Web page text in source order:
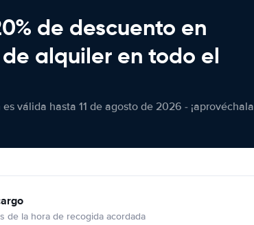
de descuento en
alquiler en todo el
válida hasta 11 de agosto de 2026 - ¡aprovéchala
de la hora de recogida acordada